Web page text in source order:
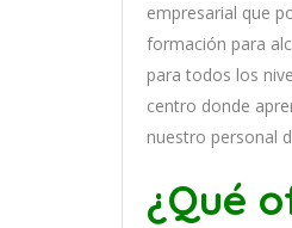
empresarial que
formación para al
para todos los nive
centro donde
nuestro personal
¿Qué